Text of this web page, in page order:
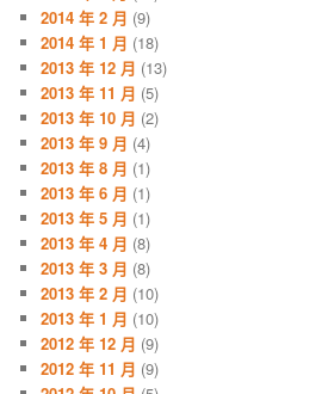
2014 年 2 月 (9)
2014 年 1 月 (18)
2013 年 12 月 (13)
2013 年 11 月 (5)
2013 年 10 月 (2)
2013 年 9 月 (4)
2013 年 8 月 (1)
2013 年 6 月 (1)
2013 年 5 月 (1)
2013 年 4 月 (8)
2013 年 3 月 (8)
2013 年 2 月 (10)
2013 年 1 月 (10)
2012 年 12 月 (9)
2012 年 11 月 (9)